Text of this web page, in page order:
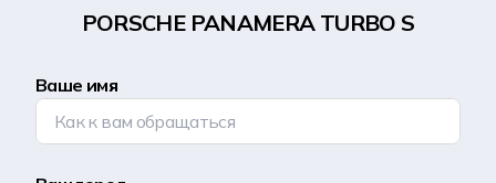
PORSCHE PANAMERA TURBO S
Ваше имя